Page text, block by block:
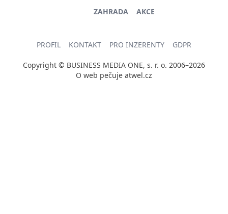
ZAHRADA
AKCE
PROFIL KONTAKT PRO INZERENTY GDPR
Copyright © BUSINESS MEDIA ONE, s. r. o. 2006–2026